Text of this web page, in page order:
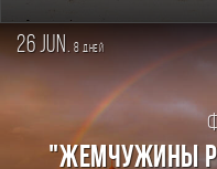
26 jun. 8дней
"ЖЕМЧУЖИНЫ